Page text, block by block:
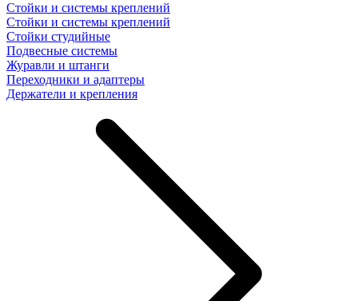
Стойки и системы креплений
Стойки и системы креплений
Стойки студийные
Подвесные системы
Журавли и штанги
Переходники и адаптеры
Держатели и крепления